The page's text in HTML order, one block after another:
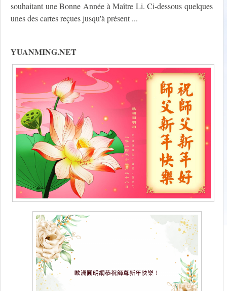
souhaitant une Bonne Année à Maître Li. Ci-dessous quelques
unes des cartes reçues jusqu'à présent ...
YUANMING.NET